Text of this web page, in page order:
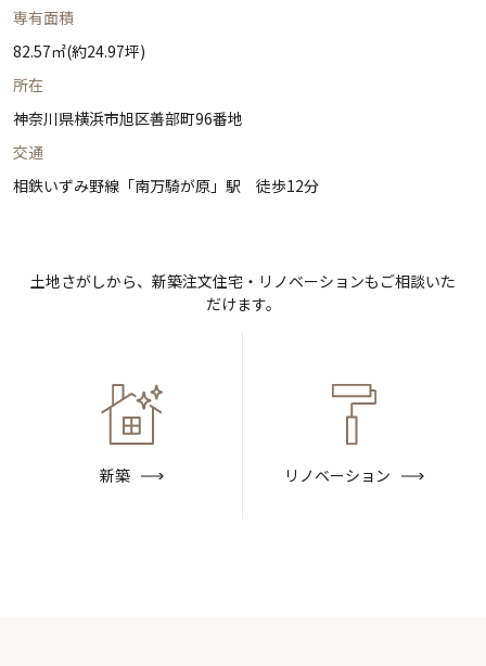
専有面積
82.57㎡(約24.97坪)
所在
神奈川県横浜市旭区善部町96番地
交通
相鉄いずみ野線「南万騎が原」駅 徒歩12分
土地さがしから、新築注文住宅・ リノベーションもご相談いた
だけます。
新築 リノベーション